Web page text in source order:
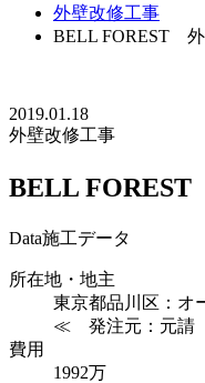
外壁改修工事
BELL FOREST
2019.01.18
外壁改修工事
BELL
Data施工データ
所在地・地主
東京都品川区：オ
≪ 発注元：元
費用
1992万